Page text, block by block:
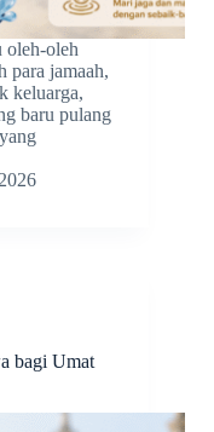
oleh-oleh
para jamaah,
keluarga,
baru pulang
bagi Umat